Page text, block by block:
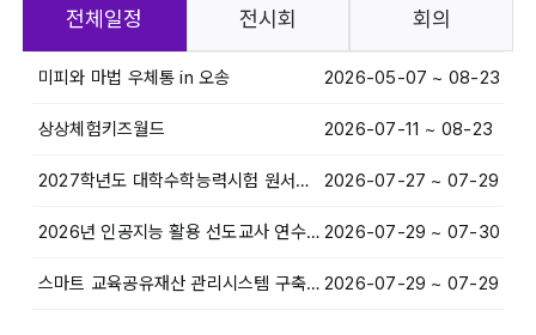
전체일정 전시회 회의
미피와 마법 우체통 in 오송 2026-05-07 ~ 08-23
상상체험키즈월드 2026-07-11 ~ 08-23
2027학년도 대학수학능력시험 원서접수 및 시험장배치 프로그램 설명회 2026-07-27 ~ 07-29
2026년 인공지능 활용 선도교사 연수 (3차) 2026-07-29 ~ 07-30
스마트 교육공유재산 관리시스템 구축 ISP 워크숍 2026-07-29 ~ 07-29